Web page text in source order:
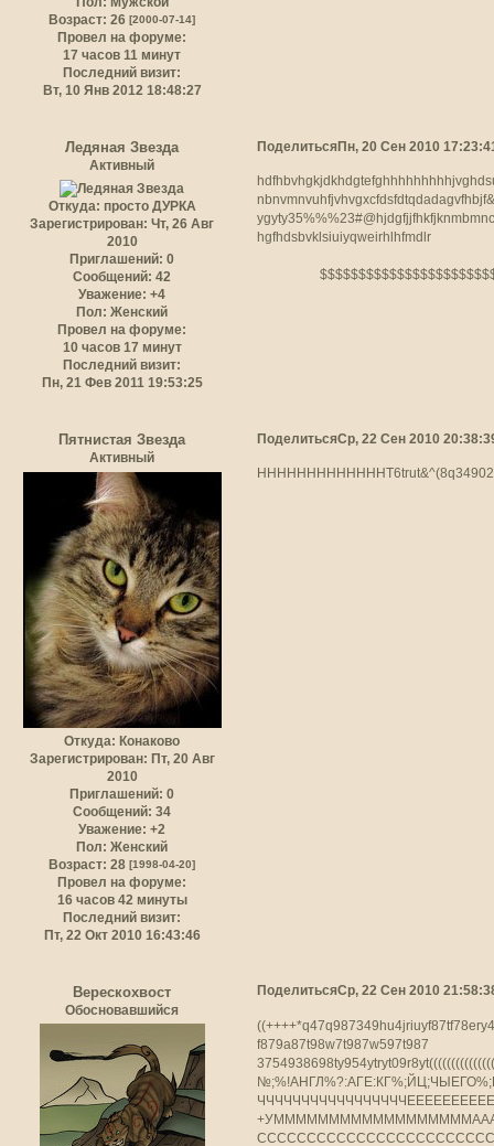
Возраст: 26[2000-07-14]
Провел на форуме:
17 часов 11 минут
Последний визит:
Вт, 10 Янв 2012 18:48:27
ПоделитьсяПн, 20 Сен 2010
Ледяная Звезда
Активный
Откуда: просто ДУРКА
Зарегистрирован: Чт, 26 Авг
2010
Приглашений: 0
Сообщений: 42
Уважение: +4
Пол: Женский
Провел на форуме:
10 часов 17 минут
Последний визит:
Пн, 21 Фев 2011 19:53:25
hgfhdsbvklsiuiyqweirhlhfmdlr
ПоделитьсяСр, 22 Сен 2010
Пятнистая Звезда
Активный
Откуда: Конаково
Зарегистрирован: Пт, 20 Авг
2010
Приглашений: 0
Сообщений: 34
Уважение: +2
Пол: Женский
Возраст: 28[1998-04-20]
Провел на форуме:
16 часов 42 минуты
Последний визит:
Пт, 22 Окт 2010 16:43:46
ПоделитьсяСр, 22 Сен 2010
Верескохвост
Обосновавшийся
f879a87t98w7t987w597t987